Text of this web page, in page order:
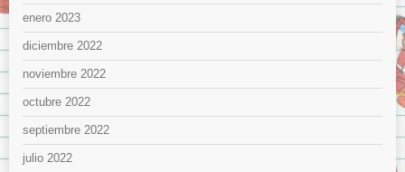
enero 2023
diciembre 2022
noviembre 2022
octubre 2022
septiembre 2022
julio 2022